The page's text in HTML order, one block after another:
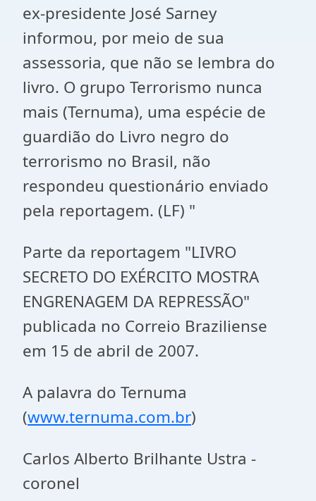
ex-presidente José Sarney
informou, por meio de sua
assessoria, que não se lembra do
livro. O grupo Terrorismo nunca
mais (Ternuma), uma espécie de
guardião do Livro negro do
terrorismo no Brasil, não
respondeu questionário enviado
pela reportagem. (LF) "
Parte da reportagem "LIVRO
SECRETO DO EXÉRCITO MOSTRA
ENGRENAGEM DA REPRESSÃO"
publicada no Correio Braziliense
em 15 de abril de 2007.
A palavra do Ternuma
(www.ternuma.com.br)
Carlos Alberto Brilhante Ustra -
coronel